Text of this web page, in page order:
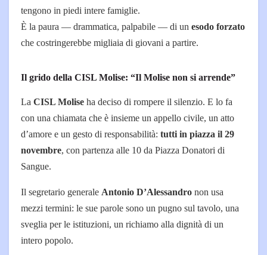
tengono in piedi intere famiglie.
È la paura — drammatica, palpabile — di un esodo forzato
che costringerebbe migliaia di giovani a partire.
Il grido della CISL Molise: “Il Molise non si arrende”
La CISL Molise ha deciso di rompere il silenzio. E lo fa
con una chiamata che è insieme un appello civile, un atto
d’amore e un gesto di responsabilità: tutti in piazza il 29
novembre, con partenza alle 10 da Piazza Donatori di
Sangue.
Il segretario generale Antonio D’Alessandro non usa
mezzi termini: le sue parole sono un pugno sul tavolo, una
sveglia per le istituzioni, un richiamo alla dignità di un
intero popolo.